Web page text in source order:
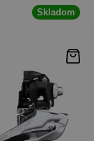
Skladom